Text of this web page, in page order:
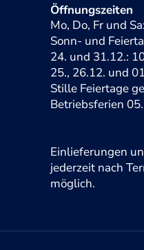
Öffnungszeiten
Mo, Do, Fr und
Sonn- und
24. und 31.12.:
25., 26.12. und
Stille Feiertage
Betriebsferien
Einlieferungen
jederzeit nach
möglich.